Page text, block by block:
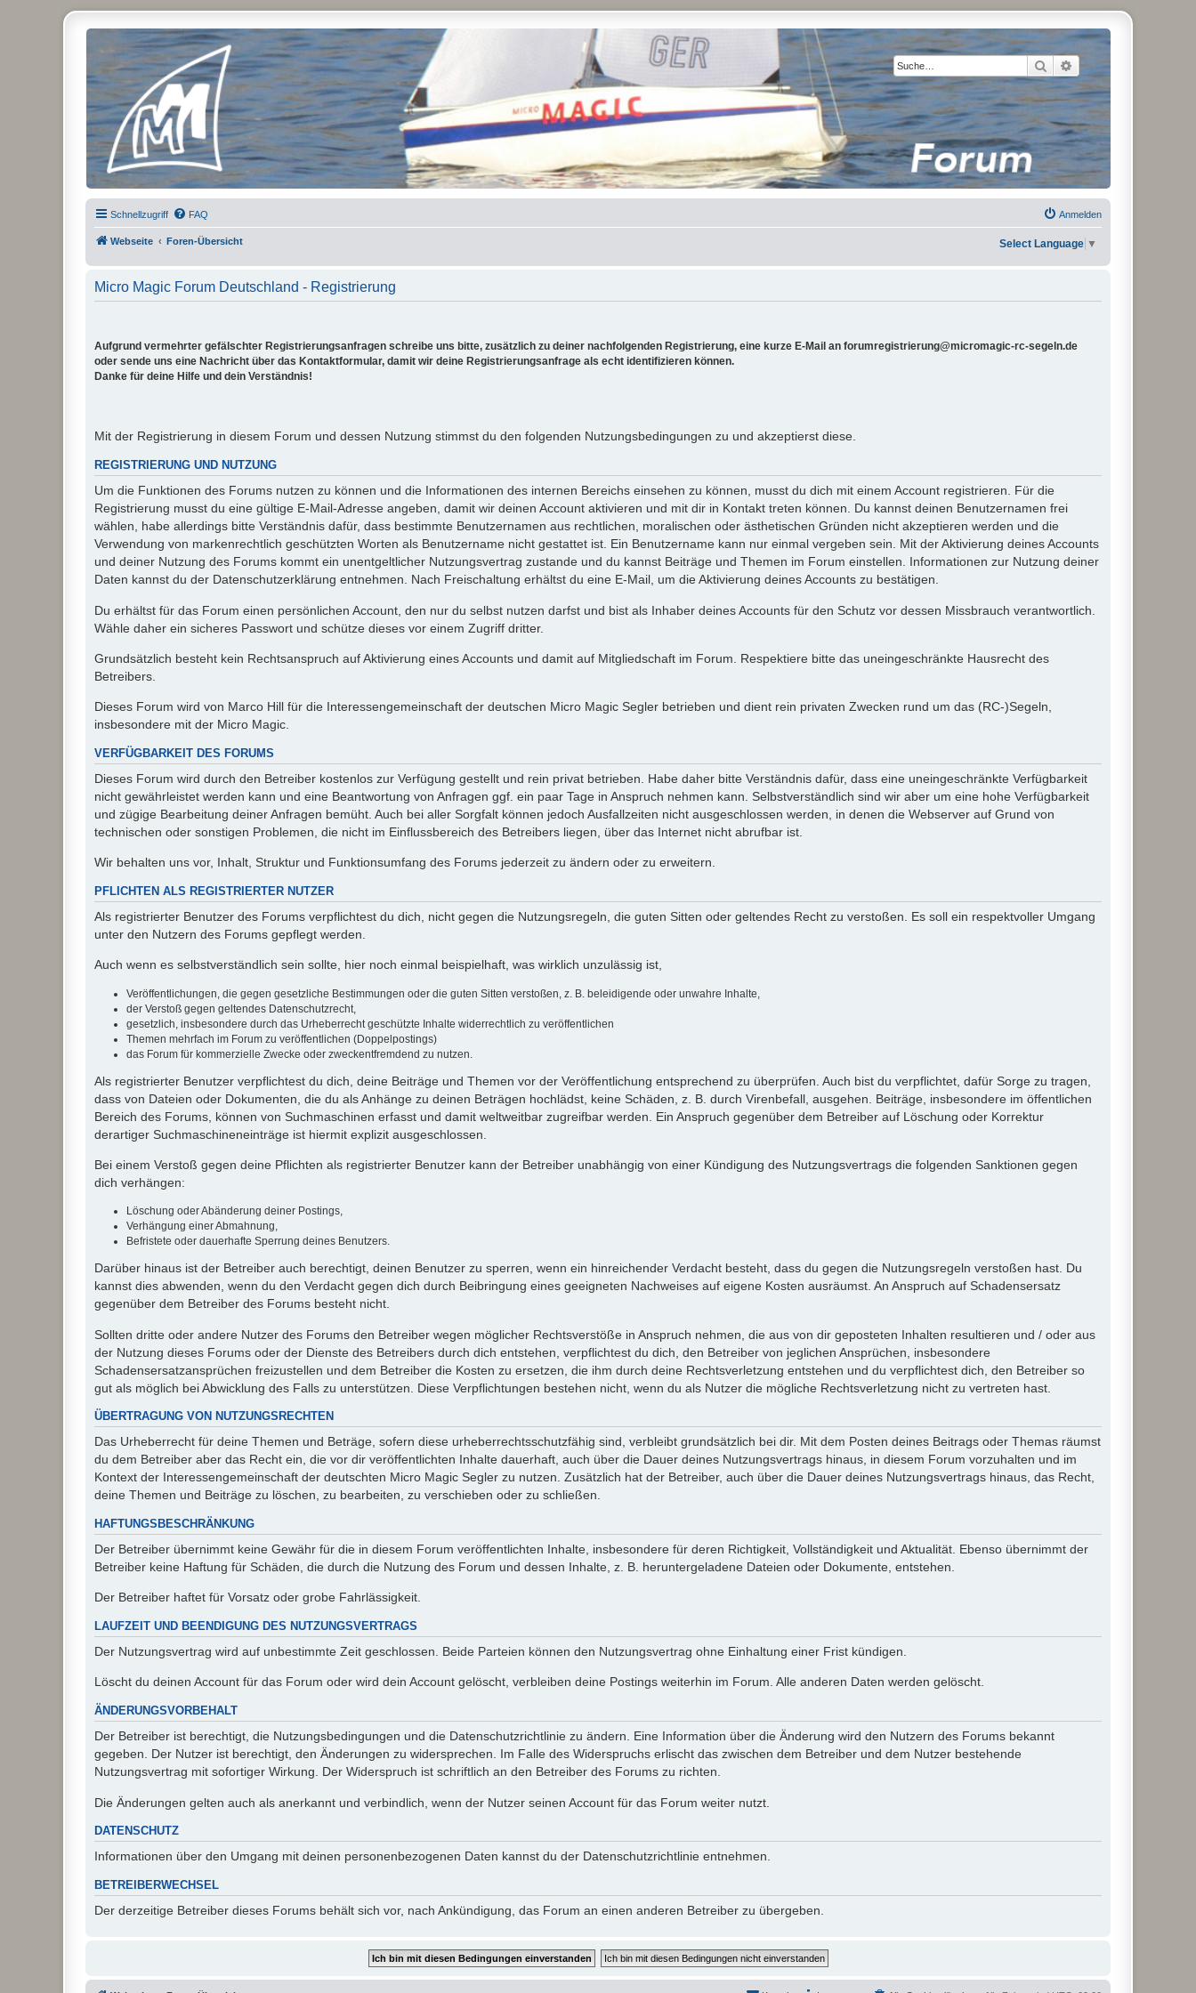
Suche Erweiterte Suche
Micro Magic Forum Deutschland
Schnellzugriff FAQ Anmelden
Webseite Foren-Übersicht Select Language ▼
Micro Magic Forum Deutschland - Registrierung
Aufgrund vermehrter gefälschter Registrierungsanfragen schreibe uns bitte, zusätzlich zu deiner nachfolgenden Registrierung, eine kurze E-Mail an forumregistrierung@micromagic-rc-segeln.de
oder sende uns eine Nachricht über das Kontaktformular, damit wir deine Registrierungsanfrage als echt identifizieren können.
Danke für deine Hilfe und dein Verständnis!
Mit der Registrierung in diesem Forum und dessen Nutzung stimmst du den folgenden Nutzungsbedingungen zu und akzeptierst diese.
REGISTRIERUNG UND NUTZUNG
Um die Funktionen des Forums nutzen zu können und die Informationen des internen Bereichs einsehen zu können, musst du dich mit einem Account registrieren. Für die
Registrierung musst du eine gültige E-Mail-Adresse angeben, damit wir deinen Account aktivieren und mit dir in Kontakt treten können. Du kannst deinen Benutzernamen frei
wählen, habe allerdings bitte Verständnis dafür, dass bestimmte Benutzernamen aus rechtlichen, moralischen oder ästhetischen Gründen nicht akzeptieren werden und die
Verwendung von markenrechtlich geschützten Worten als Benutzername nicht gestattet ist. Ein Benutzername kann nur einmal vergeben sein. Mit der Aktivierung deines Accounts
und deiner Nutzung des Forums kommt ein unentgeltlicher Nutzungsvertrag zustande und du kannst Beiträge und Themen im Forum einstellen. Informationen zur Nutzung deiner
Daten kannst du der Datenschutzerklärung entnehmen. Nach Freischaltung erhältst du eine E-Mail, um die Aktivierung deines Accounts zu bestätigen.
Du erhältst für das Forum einen persönlichen Account, den nur du selbst nutzen darfst und bist als Inhaber deines Accounts für den Schutz vor dessen Missbrauch verantwortlich.
Wähle daher ein sicheres Passwort und schütze dieses vor einem Zugriff dritter.
Grundsätzlich besteht kein Rechtsanspruch auf Aktivierung eines Accounts und damit auf Mitgliedschaft im Forum. Respektiere bitte das uneingeschränkte Hausrecht des
Betreibers.
Dieses Forum wird von Marco Hill für die Interessengemeinschaft der deutschen Micro Magic Segler betrieben und dient rein privaten Zwecken rund um das (RC-)Segeln,
insbesondere mit der Micro Magic.
VERFÜGBARKEIT DES FORUMS
Dieses Forum wird durch den Betreiber kostenlos zur Verfügung gestellt und rein privat betrieben. Habe daher bitte Verständnis dafür, dass eine uneingeschränkte Verfügbarkeit
nicht gewährleistet werden kann und eine Beantwortung von Anfragen ggf. ein paar Tage in Anspruch nehmen kann. Selbstverständlich sind wir aber um eine hohe Verfügbarkeit
und zügige Bearbeitung deiner Anfragen bemüht. Auch bei aller Sorgfalt können jedoch Ausfallzeiten nicht ausgeschlossen werden, in denen die Webserver auf Grund von
technischen oder sonstigen Problemen, die nicht im Einflussbereich des Betreibers liegen, über das Internet nicht abrufbar ist.
Wir behalten uns vor, Inhalt, Struktur und Funktionsumfang des Forums jederzeit zu ändern oder zu erweitern.
PFLICHTEN ALS REGISTRIERTER NUTZER
Als registrierter Benutzer des Forums verpflichtest du dich, nicht gegen die Nutzungsregeln, die guten Sitten oder geltendes Recht zu verstoßen. Es soll ein respektvoller Umgang
unter den Nutzern des Forums gepflegt werden.
Auch wenn es selbstverständlich sein sollte, hier noch einmal beispielhaft, was wirklich unzulässig ist,
Veröffentlichungen, die gegen gesetzliche Bestimmungen oder die guten Sitten verstoßen, z. B. beleidigende oder unwahre Inhalte,
der Verstoß gegen geltendes Datenschutzrecht,
gesetzlich, insbesondere durch das Urheberrecht geschützte Inhalte widerrechtlich zu veröffentlichen
Themen mehrfach im Forum zu veröffentlichen (Doppelpostings)
das Forum für kommerzielle Zwecke oder zweckentfremdend zu nutzen.
Als registrierter Benutzer verpflichtest du dich, deine Beiträge und Themen vor der Veröffentlichung entsprechend zu überprüfen. Auch bist du verpflichtet, dafür Sorge zu tragen,
dass von Dateien oder Dokumenten, die du als Anhänge zu deinen Beträgen hochlädst, keine Schäden, z. B. durch Virenbefall, ausgehen. Beiträge, insbesondere im öffentlichen
Bereich des Forums, können von Suchmaschinen erfasst und damit weltweitbar zugreifbar werden. Ein Anspruch gegenüber dem Betreiber auf Löschung oder Korrektur
derartiger Suchmaschineneinträge ist hiermit explizit ausgeschlossen.
Bei einem Verstoß gegen deine Pflichten als registrierter Benutzer kann der Betreiber unabhängig von einer Kündigung des Nutzungsvertrags die folgenden Sanktionen gegen
dich verhängen:
Löschung oder Abänderung deiner Postings,
Verhängung einer Abmahnung,
Befristete oder dauerhafte Sperrung deines Benutzers.
Darüber hinaus ist der Betreiber auch berechtigt, deinen Benutzer zu sperren, wenn ein hinreichender Verdacht besteht, dass du gegen die Nutzungsregeln verstoßen hast. Du
kannst dies abwenden, wenn du den Verdacht gegen dich durch Beibringung eines geeigneten Nachweises auf eigene Kosten ausräumst. An Anspruch auf Schadensersatz
gegenüber dem Betreiber des Forums besteht nicht.
Sollten dritte oder andere Nutzer des Forums den Betreiber wegen möglicher Rechtsverstöße in Anspruch nehmen, die aus von dir geposteten Inhalten resultieren und / oder aus
der Nutzung dieses Forums oder der Dienste des Betreibers durch dich entstehen, verpflichtest du dich, den Betreiber von jeglichen Ansprüchen, insbesondere
Schadensersatzansprüchen freizustellen und dem Betreiber die Kosten zu ersetzen, die ihm durch deine Rechtsverletzung entstehen und du verpflichtest dich, den Betreiber so
gut als möglich bei Abwicklung des Falls zu unterstützen. Diese Verpflichtungen bestehen nicht, wenn du als Nutzer die mögliche Rechtsverletzung nicht zu vertreten hast.
ÜBERTRAGUNG VON NUTZUNGSRECHTEN
Das Urheberrecht für deine Themen und Beträge, sofern diese urheberrechtsschutzfähig sind, verbleibt grundsätzlich bei dir. Mit dem Posten deines Beitrags oder Themas räumst
du dem Betreiber aber das Recht ein, die vor dir veröffentlichten Inhalte dauerhaft, auch über die Dauer deines Nutzungsvertrags hinaus, in diesem Forum vorzuhalten und im
Kontext der Interessengemeinschaft der deutschten Micro Magic Segler zu nutzen. Zusätzlich hat der Betreiber, auch über die Dauer deines Nutzungsvertrags hinaus, das Recht,
deine Themen und Beiträge zu löschen, zu bearbeiten, zu verschieben oder zu schließen.
HAFTUNGSBESCHRÄNKUNG
Der Betreiber übernimmt keine Gewähr für die in diesem Forum veröffentlichten Inhalte, insbesondere für deren Richtigkeit, Vollständigkeit und Aktualität. Ebenso übernimmt der
Betreiber keine Haftung für Schäden, die durch die Nutzung des Forum und dessen Inhalte, z. B. heruntergeladene Dateien oder Dokumente, entstehen.
Der Betreiber haftet für Vorsatz oder grobe Fahrlässigkeit.
LAUFZEIT UND BEENDIGUNG DES NUTZUNGSVERTRAGS
Der Nutzungsvertrag wird auf unbestimmte Zeit geschlossen. Beide Parteien können den Nutzungsvertrag ohne Einhaltung einer Frist kündigen.
Löscht du deinen Account für das Forum oder wird dein Account gelöscht, verbleiben deine Postings weiterhin im Forum. Alle anderen Daten werden gelöscht.
ÄNDERUNGSVORBEHALT
Der Betreiber ist berechtigt, die Nutzungsbedingungen und die Datenschutzrichtlinie zu ändern. Eine Information über die Änderung wird den Nutzern des Forums bekannt
gegeben. Der Nutzer ist berechtigt, den Änderungen zu widersprechen. Im Falle des Widerspruchs erlischt das zwischen dem Betreiber und dem Nutzer bestehende
Nutzungsvertrag mit sofortiger Wirkung. Der Widerspruch ist schriftlich an den Betreiber des Forums zu richten.
Die Änderungen gelten auch als anerkannt und verbindlich, wenn der Nutzer seinen Account für das Forum weiter nutzt.
DATENSCHUTZ
Informationen über den Umgang mit deinen personenbezogenen Daten kannst du der Datenschutzrichtlinie entnehmen.
BETREIBERWECHSEL
Der derzeitige Betreiber dieses Forums behält sich vor, nach Ankündigung, das Forum an einen anderen Betreiber zu übergeben.